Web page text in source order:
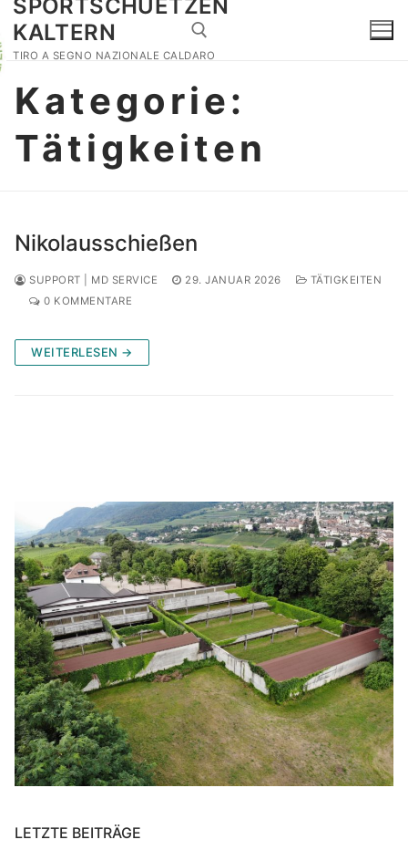
Zum
Inhalt
springen
SPORTSCHUETZEN
KALTERN
TIRO A SEGNO NAZIONALE CALDARO
Suchen nach:
Home
Tätigkeiten
Waffenbefähigung
Fotos
Suchen
nach:
Kategorie:
Tätigkeiten
Nikolausschießen
SUPPORT | MD SERVICE 29. JANUAR 2026
TÄTIGKEITEN
0 KOMMENTARE
WEITERLESEN →
LETZTE BEITRÄGE